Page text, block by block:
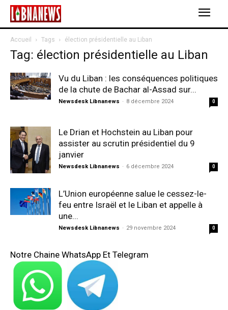
Accueil Tags élection présidentielle au Liban
Tag: élection présidentielle au Liban
Vu du Liban : les conséquences politiques
de la chute de Bachar al-Assad sur...
Newsdesk Libnanews - 8 décembre 2024 0
Le Drian et Hochstein au Liban pour
assister au scrutin présidentiel du 9
janvier
Newsdesk Libnanews - 6 décembre 2024 0
L’Union européenne salue le cessez-le-
feu entre Israël et le Liban et appelle à
une...
Newsdesk Libnanews - 29 novembre 2024 0
Notre Chaine WhatsApp Et Telegram